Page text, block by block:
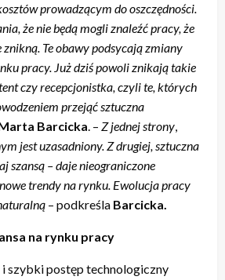
prowadzącym do oszczędności.
że nie będą mogli znaleźć pracy, że
Te obawy podsycają zmiany
pracy. Już dziś powoli znikają takie
czy recepcjonistka, czyli te, których
przejąć sztuczna
Barcicka. – Z jednej strony,
jest uzasadniony. Z drugiej, sztuczna
szansą – daje nieograniczone
trendy na rynku. Ewolucja pracy
– podkreśla Barcicka.
na rynku pracy
i szybki postęp technologiczny